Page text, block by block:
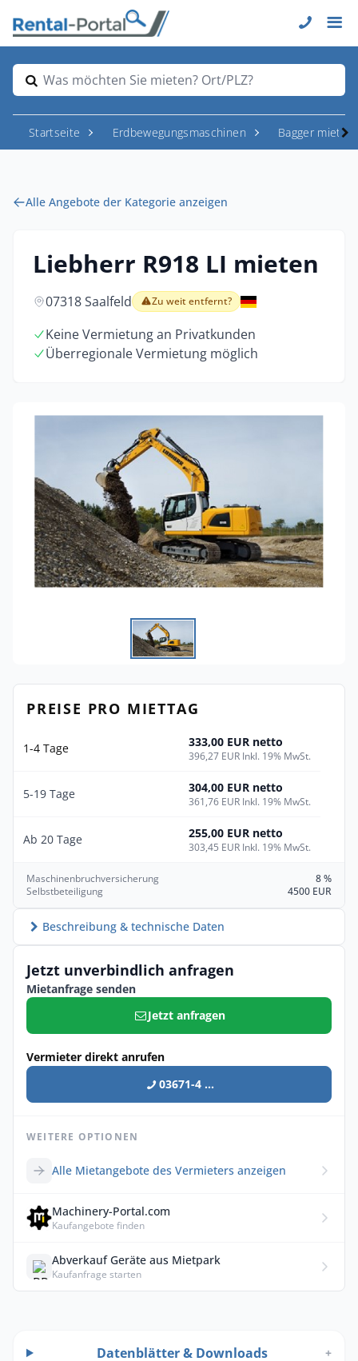
Was möchten Sie mieten? Ort/PLZ?
Startseite Erdbewegungsmaschinen Bagger mieten
Alle Angebote der Kategorie anzeigen
Liebherr R918 LI mieten
07318 Saalfeld Zu weit entfernt?
Keine Vermietung an Privatkunden
Überregionale Vermietung möglich
PREISE PRO MIETTAG
1-4 Tage 333,00 EUR netto
396,27 EUR Inkl. 19% MwSt.
5-19 Tage 304,00 EUR netto
361,76 EUR Inkl. 19% MwSt.
Ab 20 Tage 255,00 EUR netto
303,45 EUR Inkl. 19% MwSt.
Maschinenbruchversicherung
8 %
Selbstbeteiligung
4500 EUR
Beschreibung & technische Daten
Jetzt unverbindlich anfragen
Mietanfrage senden
Jetzt anfragen
Vermieter direkt anrufen
03671-4 ...
WEITERE OPTIONEN
Alle Mietangebote des Vermieters anzeigen
Machinery-Portal.com
Kaufangebote finden
Abverkauf Geräte aus Mietpark
Kaufanfrage starten
Datenblätter & Downloads +